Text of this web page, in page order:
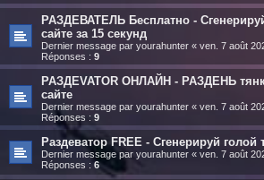
РАЗДЕВАТЕЛЬ Бесплатно -
сайте за 15 секунд
Dernier message par yourahunter « ven. 7 août
Réponses : 9
РАЗДЕVATOR ОНЛАЙН - РАЗДЕНЬ
сайте
Dernier message par yourahunter « ven. 7 août
Réponses : 9
Раздеватор FREE - Сгенерируй голой
Dernier message par yourahunter « ven. 7 août
Réponses : 6